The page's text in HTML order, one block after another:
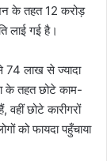
के तहत 12 करोड़
लाई गई है।
74 लाख से ज्यादा
के तहत छोटे काम-
वहीं छोटे कारीगरों
को फायदा पहुँचाया